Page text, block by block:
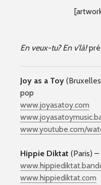
En veux-tu? En v’là!
Joy as a Toy
pop
www.joyasatoy.com
www.youtube.com/
Hippie Diktat (Paris)
www.hippiediktat.com